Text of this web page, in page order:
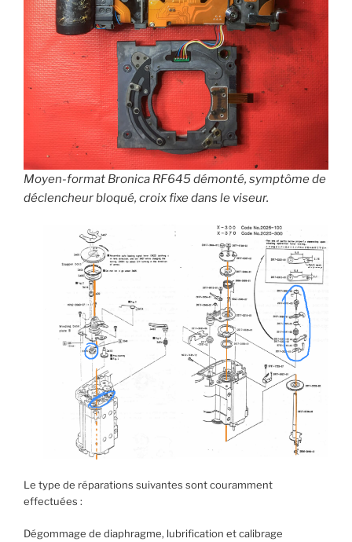
Moyen-format Bronica RF645 démonté, symptôme de
déclencheur bloqué, croix fixe dans le viseur.
Le type de réparations suivantes sont couramment
effectuées :
Dégommage de diaphragme, lubrification et calibrage